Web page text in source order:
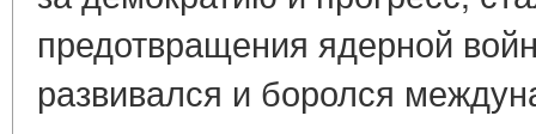
предотвращения ядерной
развивался и боролся